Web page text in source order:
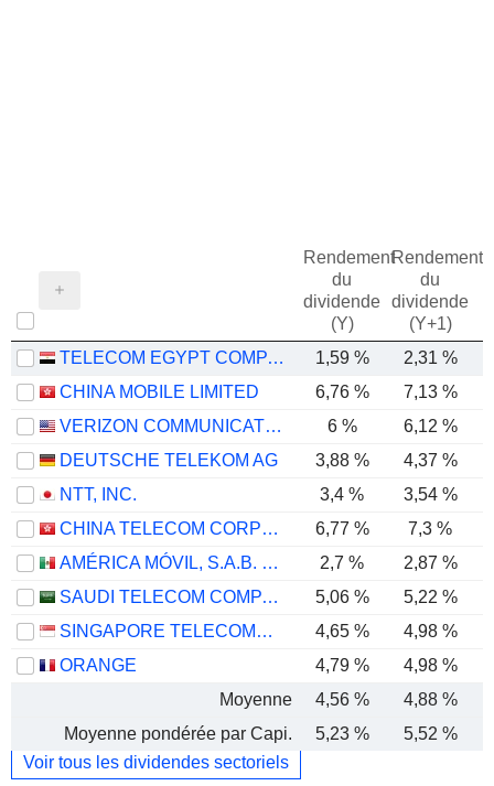
Rendement
du
dividende
(Y)
Rendement
du
dividende
(Y+1)
TELECOM EGYPT COMPANY 1,59 %
2,31 %
CHINA MOBILE LIMITED
6,76 % 7,13 %
VERIZON COMMUNICATIONS, INC.
6 % 6,12 %
DEUTSCHE TELEKOM AG
3,88 % 4,37 %
NTT, INC.
3,4 % 3,54 %
CHINA TELECOM CORPORATION LIMITED
6,77 %
7,3 %
AMÉRICA MÓVIL, S.A.B. DE C.V.
2,7 % 2,87 %
SAUDI TELECOM COMPANY
5,06 %
5,22 %
SINGAPORE TELECOMMUNICATIONS LIMITED
4,65 % 4,98 %
ORANGE
4,79 % 4,98 %
Moyenne
4,56 % 4,88 %
Moyenne pondérée par Capi.
5,23 % 5,52 %
Voir tous les dividendes sectoriels